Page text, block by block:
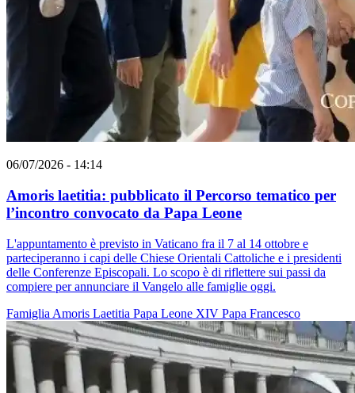
06/07/2026 - 14:14
Amoris laetitia: pubblicato il Percorso tematico per
l’incontro convocato da Papa Leone
L'appuntamento è previsto in Vaticano fra il 7 al 14 ottobre e
parteciperanno i capi delle Chiese Orientali Cattoliche e i presidenti
delle Conferenze Episcopali. Lo scopo è di riflettere sui passi da
compiere per annunciare il Vangelo alle famiglie oggi.
Famiglia Amoris Laetitia Papa Leone XIV Papa Francesco